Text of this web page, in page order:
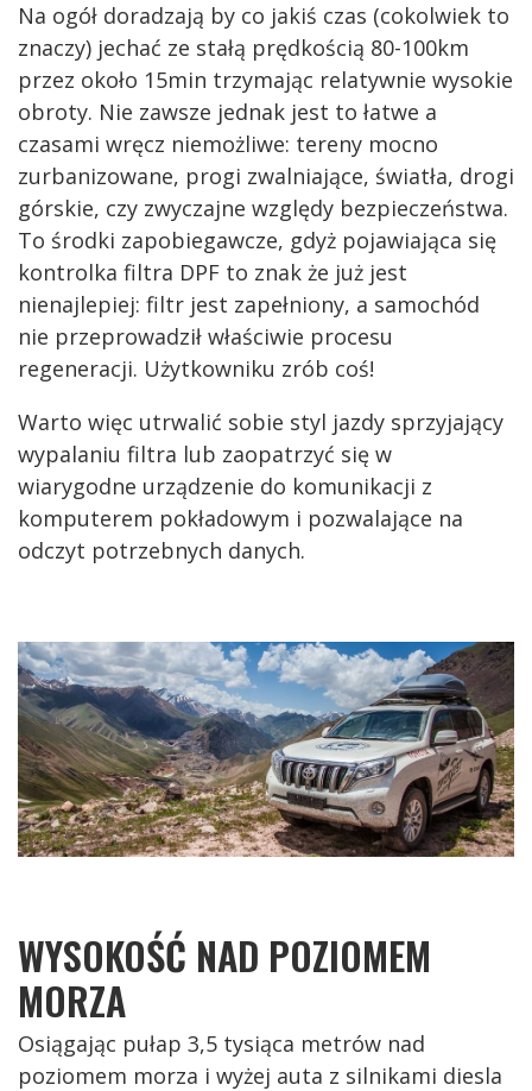
Na ogół doradzają by co jakiś czas (cokolwiek to
znaczy) jechać ze stałą prędkością 80-100km
przez około 15min trzymając relatywnie wysokie
obroty. Nie zawsze jednak jest to łatwe a
czasami wręcz niemożliwe: tereny mocno
zurbanizowane, progi zwalniające, światła, drogi
górskie, czy zwyczajne względy bezpieczeństwa.
To środki zapobiegawcze, gdyż pojawiająca się
kontrolka filtra DPF to znak że już jest
nienajlepiej: filtr jest zapełniony, a samochód
nie przeprowadził właściwie procesu
regeneracji. Użytkowniku zrób coś!
Warto więc utrwalić sobie styl jazdy sprzyjający
wypalaniu filtra lub zaopatrzyć się w
wiarygodne urządzenie do komunikacji z
komputerem pokładowym i pozwalające na
odczyt potrzebnych danych.
WYSOKOŚĆ NAD POZIOMEM
MORZA
Osiągając pułap 3,5 tysiąca metrów nad
poziomem morza i wyżej auta z silnikami diesla